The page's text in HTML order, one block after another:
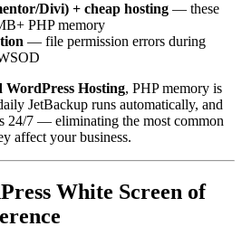
Divi) + cheap hosting — these
PHP memory
— file permission errors during
Hosting, PHP memory is
JetBackup runs automatically, and
24/7 — eliminating the most common
affect your business.
White Screen of